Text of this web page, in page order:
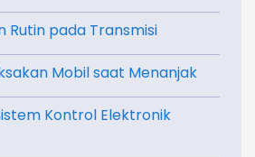
Rutin pada Transmisi
Mobil saat Menanjak
Kontrol Elektronik